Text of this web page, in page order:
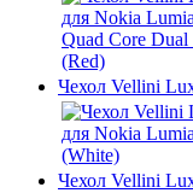
Чехол Vellini
Чехол Vellini